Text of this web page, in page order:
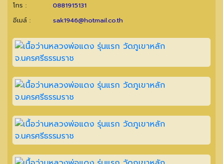
โทร :
0881915131
อีเมล์ :
sak1946@hotmail.co.th